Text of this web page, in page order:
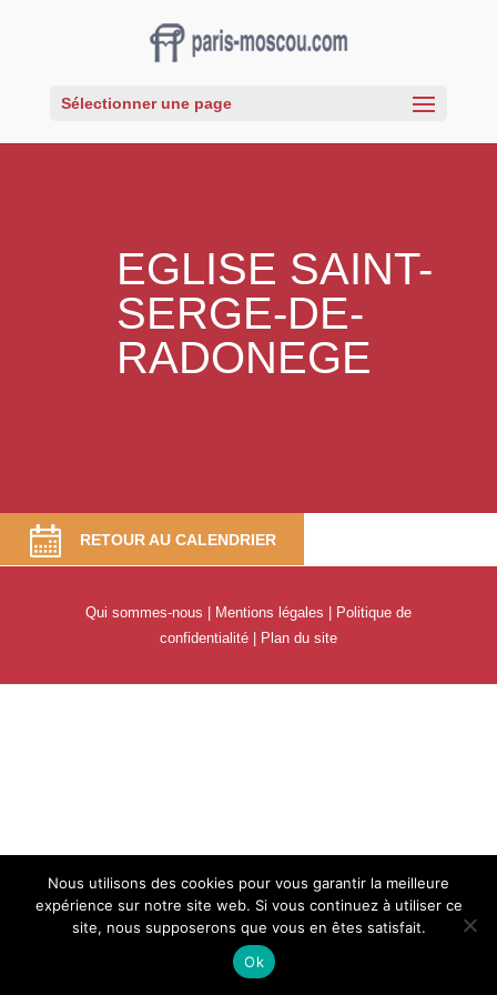
Sélectionner une page
EGLISE SAINT-
SERGE-DE-
RADONEGE
RETOUR AU CALENDRIER
Qui sommes-nous Mentions légales
Politique de
confidentialité| Plan du site
Nous utilisons des cookies pour vous garantir la meilleure
expérience sur notre site web. Si vous continuez à utiliser ce
site, nous supposerons que vous en êtes satisfait.
Ok